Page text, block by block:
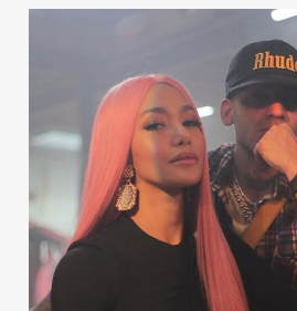
Home
Cover Story
Publicidad
Contacto